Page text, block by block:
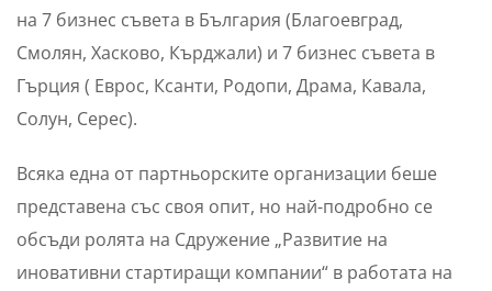
на 7 бизнес съвета в България (Благоевград,
Смолян, Хасково, Кърджали) и 7 бизнес съвета в
Гърция ( Еврос, Ксанти, Родопи, Драма, Кавала,
Солун, Серес).
Всяка една от партньорските организации беше
представена със своя опит, но най-подробно се
обсъди ролята на Сдружение „Развитие на
иновативни стартиращи компании“ в работата на